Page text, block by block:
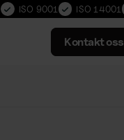
ISO 9001 ISO 14001
Kontakt oss